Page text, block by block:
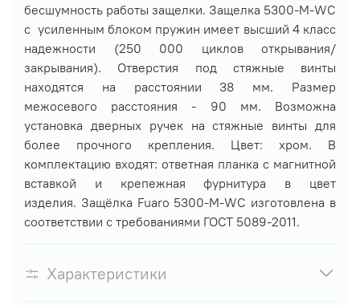
бесшумность работы защелки. Защелка 5300-M-WC
c усиленным блоком пружин имеет высший 4 класс
надежности (250 000 циклов открывания/
закрывания). Отверстия под стяжные винты
находятся на расстоянии 38 мм. Размер
межосевого расстояния - 90 мм. Возможна
установка дверных ручек на стяжные винты для
более прочного крепления. Цвет: хром. В
комплектацию входят: ответная планка с магнитной
вставкой и крепежная фурнитура в цвет
изделия. Защёлка Fuaro 5300-M-WC изготовлена в
соответствии с требованиями ГОСТ 5089-2011.
Характеристики